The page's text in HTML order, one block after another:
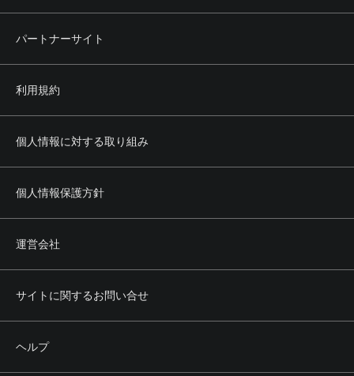
パートナーサイト
利用規約
個人情報に対する取り組み
個人情報保護方針
運営会社
サイトに関するお問い合せ
ヘルプ